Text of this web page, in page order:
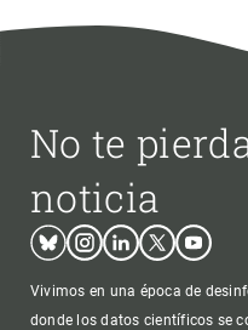
No te
noticia
BlueskyInstagram
LinkedinTwitterYoutube
Vivimos en una época de
donde los datos científicos se